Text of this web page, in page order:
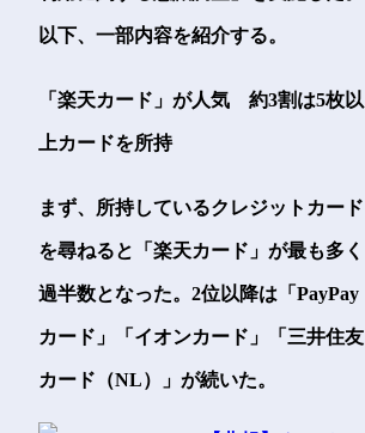
以下、一部内容を紹介する。
「楽天カード」が人気 約3割は5枚以
上カードを所持
まず、所持しているクレジットカード
を尋ねると「楽天カード」が最も多く
過半数となった。2位以降は「PayPay
カード」「イオンカード」「三井住友
カード（NL）」が続いた。